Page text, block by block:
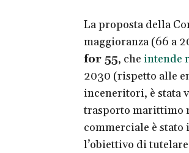
La proposta della
maggioranza (66 a
for 55, che intende
2030 (rispetto alle
inceneritori, è stata
trasporto marittimo
commerciale è
l’obiettivo di